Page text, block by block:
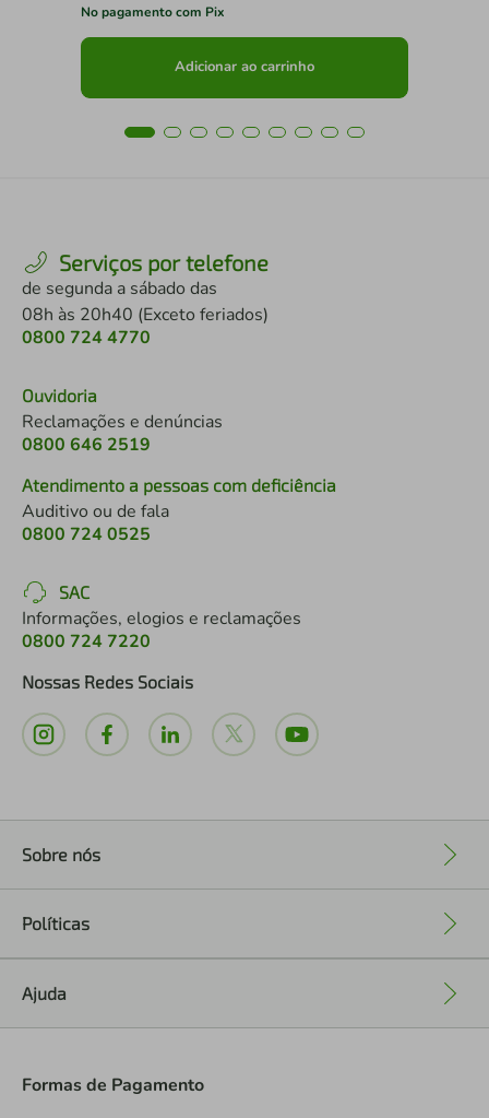
No pagamento com Pix
Adicionar ao carrinho
Serviços por telefone
de segunda a sábado das
08h às 20h40 (Exceto feriados)
0800 724 4770
Ouvidoria
Reclamações e denúncias
0800 646 2519
Atendimento a pessoas com deficiência
Auditivo ou de fala
0800 724 0525
SAC
Informações, elogios e reclamações
0800 724 7220
Nossas Redes Sociais
Sobre nós
Políticas
Ajuda
Formas de Pagamento